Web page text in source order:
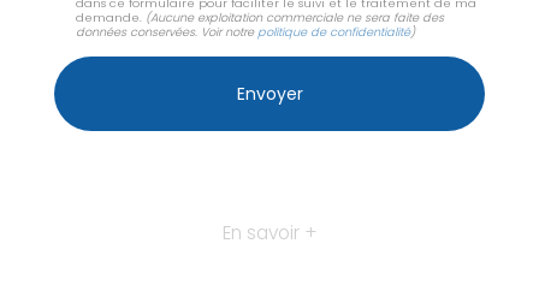
dans ce formulaire pour faciliter le suivi et le traitement de ma
demande. (Aucune exploitation commerciale ne sera faite des
données conservées. Voir notre politique de confidentialité)
En savoir +